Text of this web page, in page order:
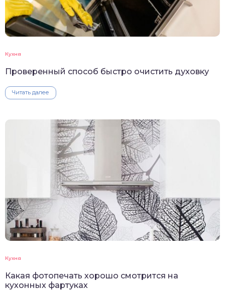
Кухня
Проверенный способ быстро очистить духовку
Читать далее
Кухня
Какая фотопечать хорошо смотрится на
кухонных фартуках